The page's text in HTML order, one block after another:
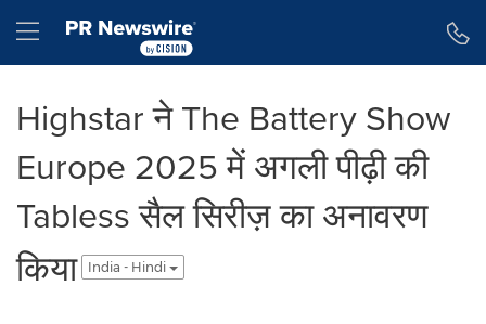
Hamburger menu
Highstar ने The Battery Show
Europe 2025 में अगली पीढ़ी की
Tabless सैल सिरीज़ का अनावरण
किया
India - Hindi